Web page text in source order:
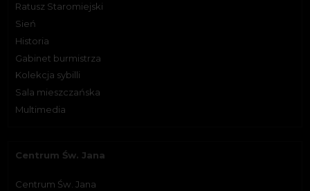
Ratusz Staromiejski
Sień
Historia
Gabinet burmistrza
Kolekcja sybilli
Sala mieszczańska
Multimedia
Centrum Św. Jana
Centrum Św. Jana